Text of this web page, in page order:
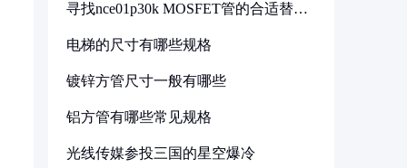
寻找nce01p30k MOSFET管的合适替代
电梯的尺寸有哪些规格
镀锌方管尺寸一般有哪些
铝方管有哪些常见规格
光线传媒参投三国的星空爆冷